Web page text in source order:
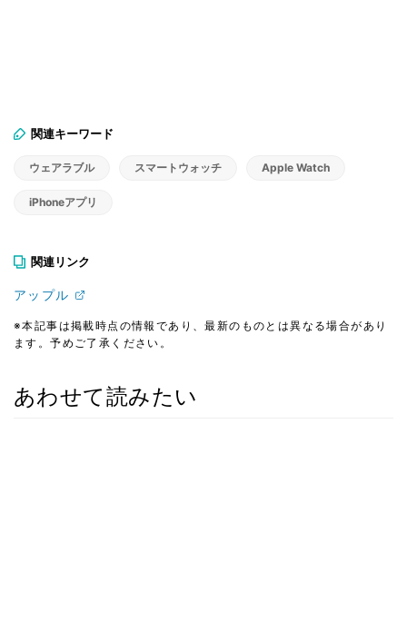
関連キーワード
ウェアラブル スマートウォッチ Apple Watch
iPhoneアプリ
関連リンク
アップル
※本記事は掲載時点の情報であり、最新のものとは異なる場合があり
ます。予めご了承ください。
あわせて読みたい